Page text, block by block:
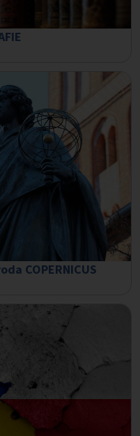
COPERNICUS